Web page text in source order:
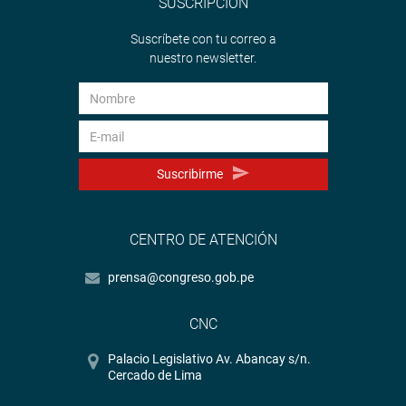
Por su parte, la congresista Patricia Chirinos Venegas se
reunió con un grupo de fisioterapeutas, destacando la
importancia de su labor en la salud y rehabilitación de
miles de peruanos.
ejercer con plena autoridad profesional”, subrayó.
Suscríbete con tu correo a
nuestro newsletter.
Suscribirme
CENTRO DE ATENCIÓN
prensa@congreso.gob.pe
CNC
Palacio Legislativo Av. Abancay s/n.
Cercado de Lima